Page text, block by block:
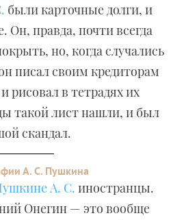
были карточные долги, и
Он, правда, почти всегда
но, когда случались
писал своим кредиторам
рисовал в тетрадях их
такой лист нашли, и был
скандал.
А. С. Пушкина
А. С. иностранцы.
Онегин — это вообще